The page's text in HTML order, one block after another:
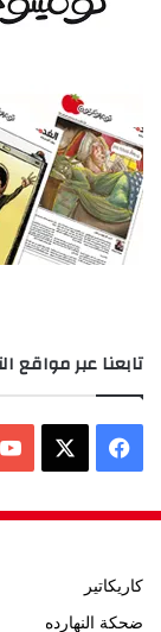
تابعنا عبر مواقع
فيسبوك
كاريكاتير
ضحكة النهارده